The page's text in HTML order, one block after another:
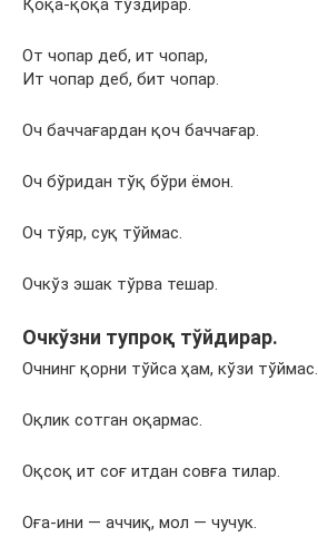
Қоқа-қоқа тўздирар.
От чопар деб, ит чопар,
Ит чопар деб, бит чопар.
Оч баччағардан қоч баччағар.
Оч бўридан тўқ бўри ёмон.
Оч тўяр, суқ тўймас.
Очкўз эшак тўрва тешар.
Очкўзни тупроқ тўйдирар.
Очнинг қорни тўйса ҳам, кўзи тўймас.
Оқлик сотган оқармас.
Оқсоқ ит соғ итдан совға тилар.
Оға-ини — аччиқ, мол — чучук.